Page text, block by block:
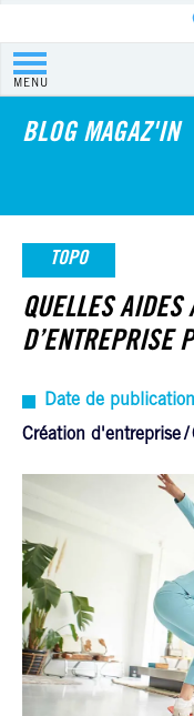
MENU
BLOG MAGAZ'IN
TOPO
QUELLES AIDES
D’ENTREPRISE
Date de
Création d'entreprise